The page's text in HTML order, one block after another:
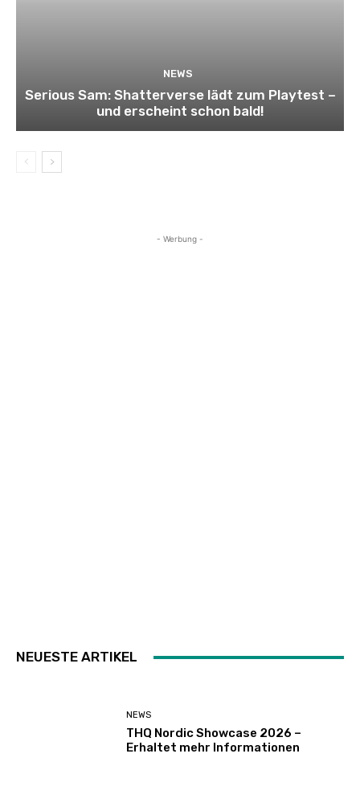
NEWS
Serious Sam: Shatterverse lädt zum Playtest –
und erscheint schon bald!
- Werbung -
NEUESTE ARTIKEL
NEWS
THQ Nordic Showcase 2026 –
Erhaltet mehr Informationen